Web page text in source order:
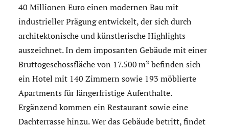
40 Millionen Euro einen modernen Bau mit
industrieller Prägung entwickelt, der sich durch
architektonische und künstlerische Highlights
auszeichnet. In dem imposanten Gebäude mit einer
Bruttogeschossfläche von 17.500 m² befinden sich
ein Hotel mit 140 Zimmern sowie 193 möblierte
Apartments für längerfristige Aufenthalte.
Ergänzend kommen ein Restaurant sowie eine
Dachterrasse hinzu. Wer das Gebäude betritt, findet